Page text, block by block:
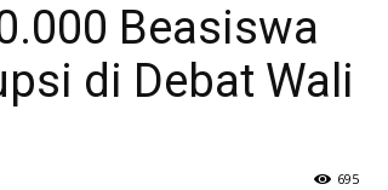
Banten
Beasiswa
di Debat Wali
695